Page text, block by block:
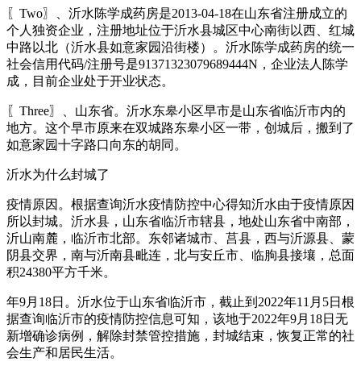
〖Two〗、沂水陈学成药房是2013-04-18在山东省注册成立的
个人独资企业，注册地址位于沂水县城区中心南街以西、红城
中路以北（沂水县如意家园沿街楼）。沂水陈学成药房的统一
社会信用代码/注册号是91371323079689444N，企业法人陈学
成，目前企业处于开业状态。
〖Three〗、山东省。沂水东皋小区早市是山东省临沂市内的
地方。这个早市原来在双城路东皋小区一带，创城后，搬到了
如意家园十字路口向东的胡同。
沂水为什么封城了
疫情原因。根据查询沂水疫情防控中心得知沂水由于疫情原因
所以封城。沂水县，山东省临沂市辖县，地处山东省中南部，
沂山南麓，临沂市北部。东邻诸城市、莒县，西与沂源县、蒙
阴县交界，南与沂南县毗连，北与安丘市、临朐县接壤，总面
积24380平方千米。
年9月18日。沂水位于山东省临沂市，截止到2022年11月5日根
据查询临沂市的疫情防控信息可知，该地于2022年9月18日无
新增确诊病例，解除封禁管控措施，封城结束，恢复正常的社
会生产和居民生活。